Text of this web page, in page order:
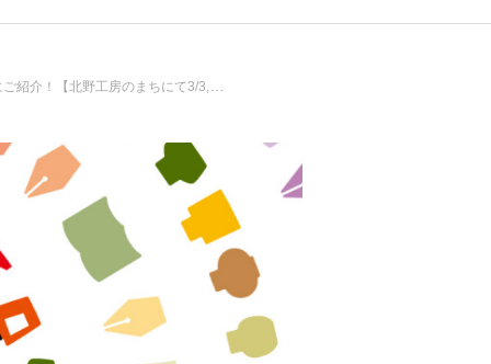
【北野工房のまちにて3/3,4,5開催】